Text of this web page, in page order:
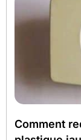
Comment